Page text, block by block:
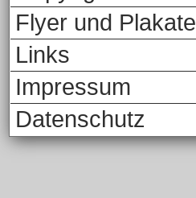
Flyer und Plakate
Links
Impressum
Datenschutz